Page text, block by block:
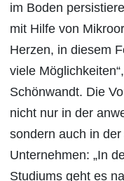
im Boden
mit Hilfe von
Herzen, in diesem
viele
Schönwandt. Die
nicht nur in der
sondern auch in
Unternehmen: „In
Studiums geht es